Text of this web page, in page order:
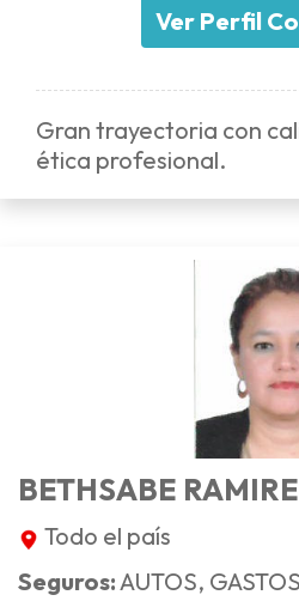
Ver Perfil
Gran trayectoria con
ética profesional.
BETHSABE
Todo el país
Seguros:AUTOS,